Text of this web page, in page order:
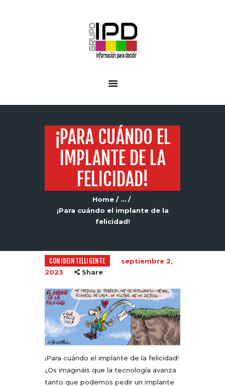
¡PARA CUÁNDO EL
IMPLANTE DE LA
FELICIDAD!
Home
...
¡Para cuándo el implante de la
felicidad!
CONIDEINTELLIGENTE
septiembre 2,
2023
Share
¡Para cuándo el implante de la felicidad!
¿Os imagináis que la tecnología avanza
tanto que podemos pedir un implante